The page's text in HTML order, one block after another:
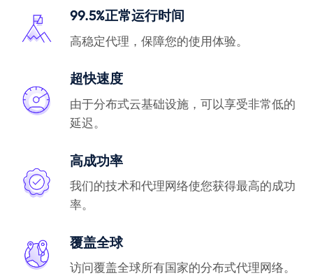
99.5%正常运行时间
高稳定代理，保障您的使用体验。
超快速度
由于分布式云基础设施，可以享受非常低的
延迟。
高成功率
我们的技术和代理网络使您获得最高的成功
率。
覆盖全球
访问覆盖全球所有国家的分布式代理网络。